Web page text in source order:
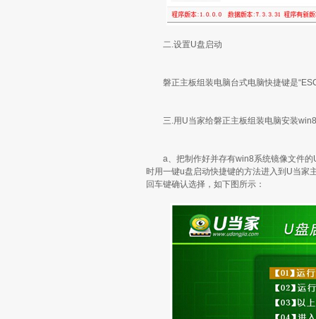
二.设置U盘启动
磐正主板组装电脑台式电脑快捷键是
三.用U当家给磐正主板组装电脑安装
a、把制作好并存有win8系统镜像文件的
时用一键u盘启动快捷键的方法进入到U当家
回车键确认选择，如下图所示：